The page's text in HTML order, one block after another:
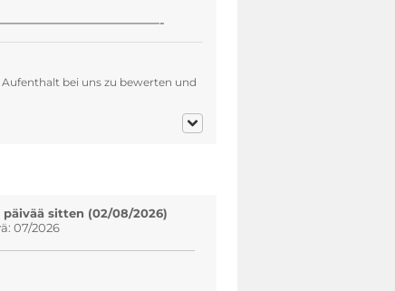
bei uns zu bewerten und
sitten (02/08/2026)
07/2026